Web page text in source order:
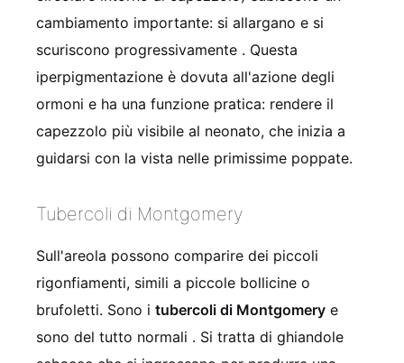
cambiamento importante: si allargano e si
scuriscono progressivamente . Questa
iperpigmentazione è dovuta all'azione degli
ormoni e ha una funzione pratica: rendere il
capezzolo più visibile al neonato, che inizia a
guidarsi con la vista nelle primissime poppate.
Tubercoli di Montgomery
Sull'areola possono comparire dei piccoli
rigonfiamenti, simili a piccole bollicine o
brufoletti. Sono i tubercoli di Montgomery e
sono del tutto normali . Si tratta di ghiandole